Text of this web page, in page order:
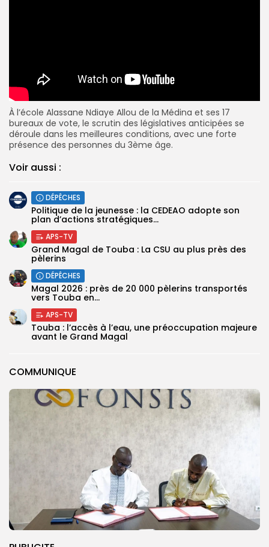
COMMUNIQUE
À l’école Alassane Ndiaye Allou de la Médina et ses 17
bureaux de vote, le scrutin des législatives anticipées se
déroule dans les meilleures conditions, avec une forte
présence des personnes du 3ème âge.
Voir aussi :
DÉPÊCHES
Politique de la jeunesse : la CEDEAO adopte son
plan d’actions stratégiques...
APS-TV
Grand Magal de Touba : La CSU au plus près des
pèlerins
DÉPÊCHES
Magal 2026 : près de 20 000 pèlerins transportés
vers Touba en...
APS-TV
Touba : l’accès à l’eau, une préoccupation majeure
avant le Grand Magal